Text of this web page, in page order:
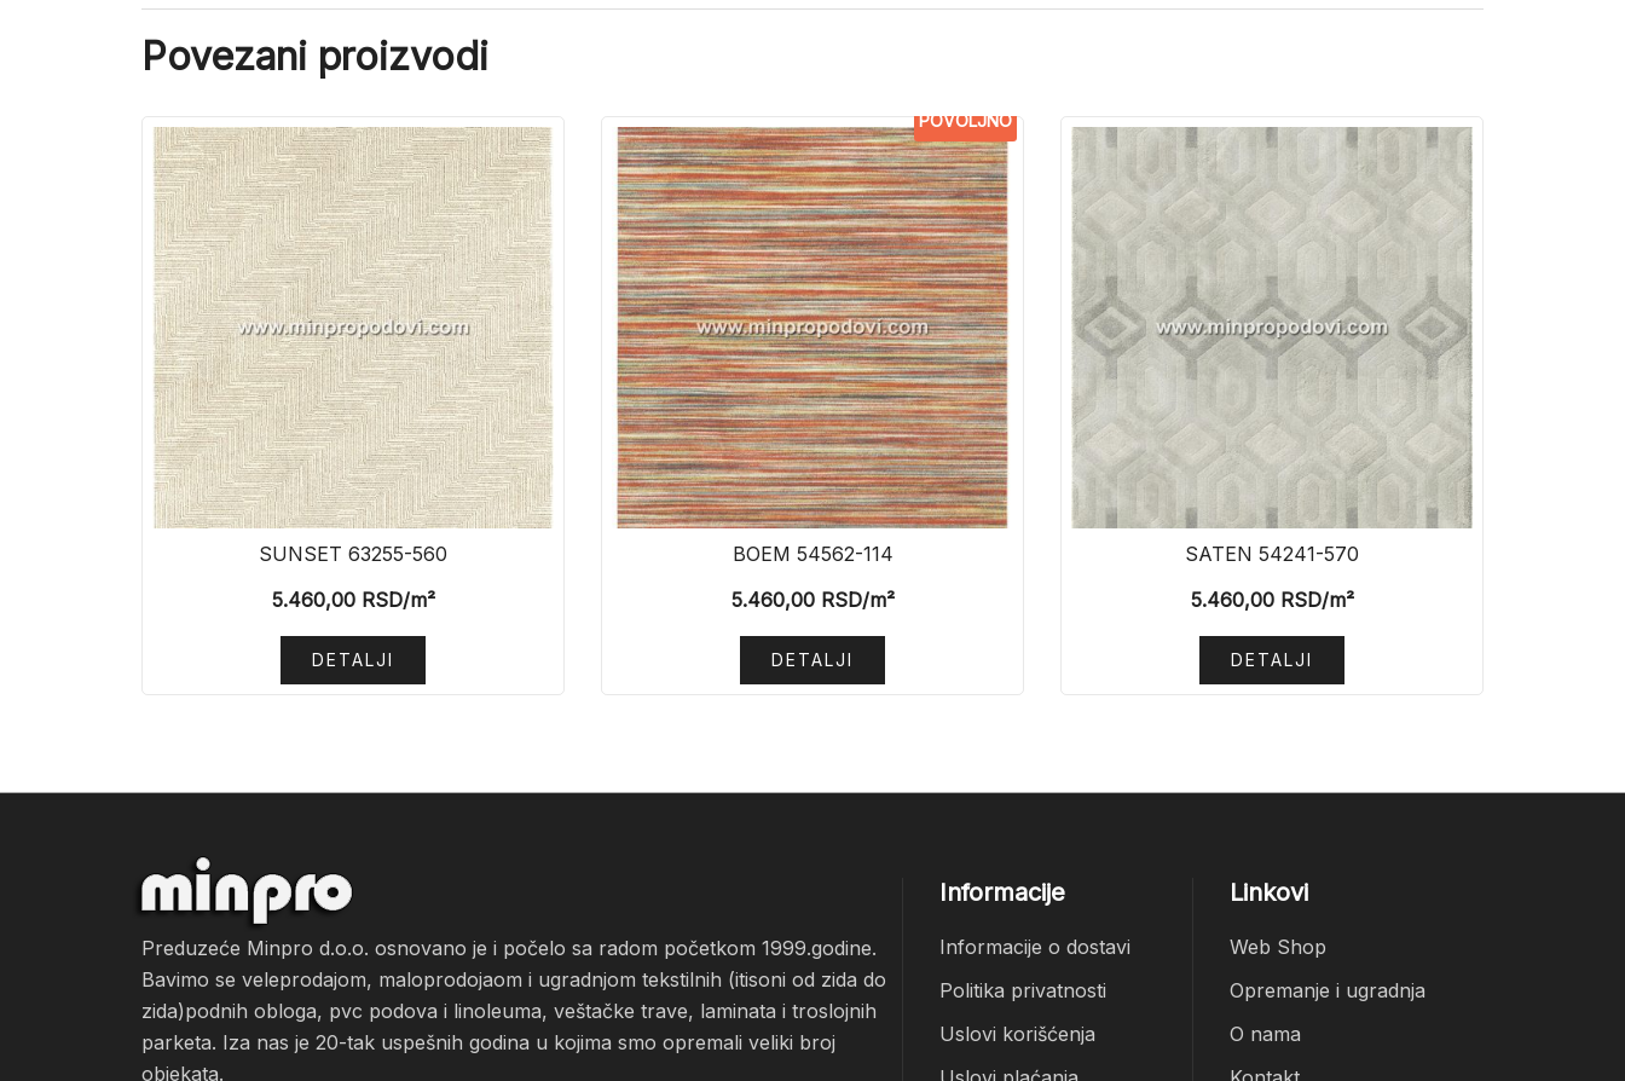
Povezani proizvodi
SUNSET 63255-560
5.460,00RSD/m²
DETALJI
POVOLJNO
BOEM 54562-114
5.460,00RSD/m²
DETALJI
SATEN 54241-570
5.460,00RSD/m²
DETALJI
Preduzeće Minpro d.o.o. osnovano je i počelo sa radom početkom 1999.godine.
Bavimo se veleprodajom, maloprodojaom i ugradnjom tekstilnih (itisoni od zida do
zida)podnih obloga, pvc podova i linoleuma, veštačke trave, laminata i troslojnih
parketa. Iza nas je 20-tak uspešnih godina u kojima smo opremali veliki broj
objekata.
Informacije
Informacije o dostavi
Politika privatnosti
Uslovi korišćenja
Linkovi
Web Shop
Opremanje i ugradnja
O nama